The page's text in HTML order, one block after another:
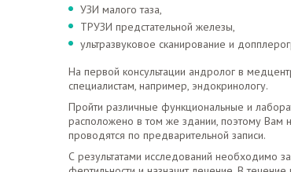
УЗИ малого таза,
ТРУЗИ предстательной железы,
ультразвуковое сканирование и
На первой консультации андролог в
специалистам, например, эндокринологу.
Пройти различные функциональные и
расположено в том же здании, поэтому Вам
проводятся по предварительной записи.
С результатами исследований необходимо